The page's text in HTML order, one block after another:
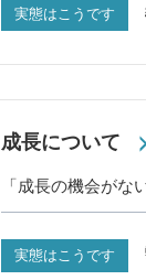
実態はこうです
成長について
「成長の機会がな
実態はこうです